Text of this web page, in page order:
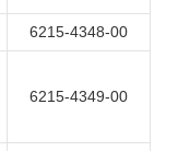
6215-4348-00
6215-4349-00